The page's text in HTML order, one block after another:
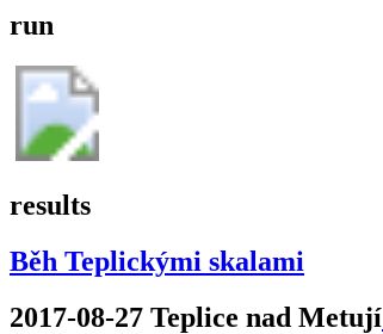
run
results
Běh Teplickými skalami
2017-08-27 Teplice nad Metují